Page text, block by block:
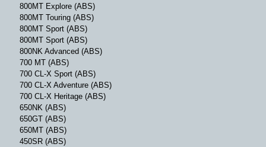
800MT Explore (ABS)
800MT Touring (ABS)
800MT Sport (ABS)
800MT Sport (ABS)
800NK Advanced (ABS)
700 MT (ABS)
700 CL-X Sport (ABS)
700 CL-X Adventure (ABS)
700 CL-X Heritage (ABS)
650NK (ABS)
650GT (ABS)
650MT (ABS)
450SR (ABS)